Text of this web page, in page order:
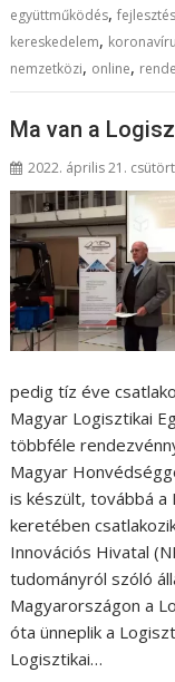
együttműködés,fejlesztés
kereskedelem,
nemzetközi, online,
Ma van a
2022. április 21.
pedig tíz éve
Magyar Logisztikai
többféle
Magyar
is készült, továbbá
keretében
Innovációs Hivatal
tudományról szóló
Magyarországon a
óta ünneplik a
Logisztikai…